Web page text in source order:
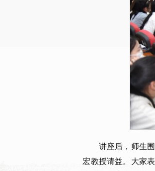
讲座后，师生
宏教授请益。大家